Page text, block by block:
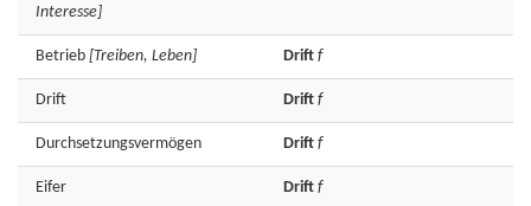
Interesse]
Betrieb [Treiben, Leben] Drift f
Drift Drift f
Durchsetzungsvermögen Drift f
Eifer Drift f